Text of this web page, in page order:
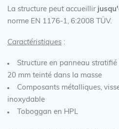
La structure peut accueillir
norme EN 1176-1, 6:2008 TÜV.
Caractéristiques :
Structure en panneau
20 mm teinté dans la masse
Composants métalliques,
inoxydable
Toboggan en HPL